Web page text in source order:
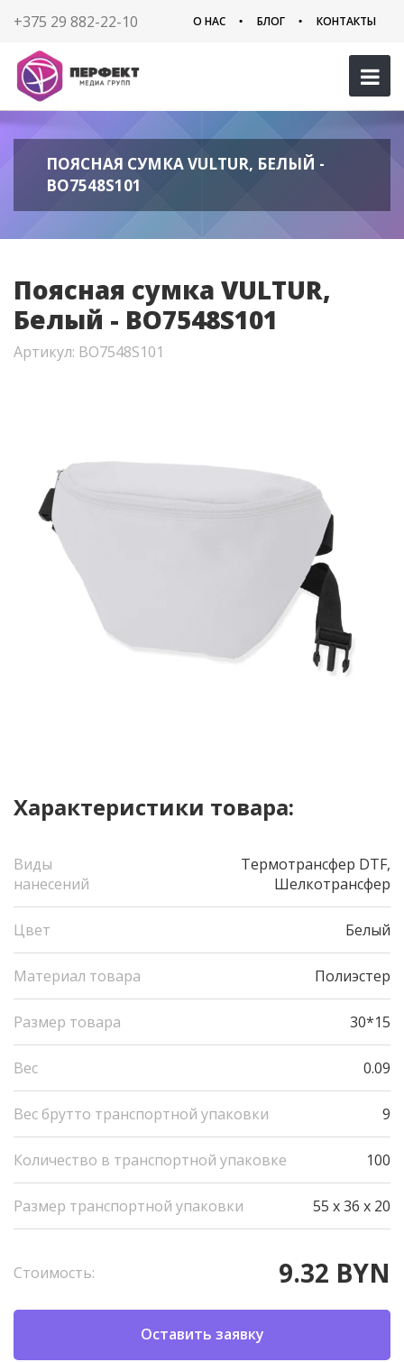
+375 29 882-22-10 О НАС БЛОГ КОНТАКТЫ
ПОЯСНАЯ СУМКА VULTUR, БЕЛЫЙ -
BO7548S101
Поясная сумка VULTUR,
Белый - BO7548S101
Артикул: BO7548S101
Характеристики товара:
Виды
нанесений
Термотрансфер DTF,
Шелкотрансфер
Цвет Белый
Материал товара Полиэстер
Размер товара 30*15
Вес 0.09
Вес брутто транспортной упаковки 9
Количество в транспортной упаковке 100
Размер транспортной упаковки 55 x 36 x 20
Стоимость: 9.32 BYN
Оставить заявку